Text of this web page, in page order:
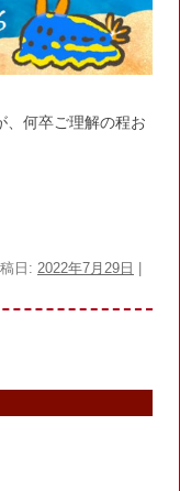
、何卒ご理解の程お
日: 2022年7月29日